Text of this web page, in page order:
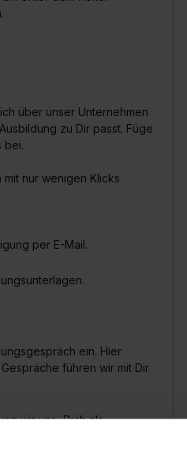
über unser Unternehmen
zu Dir passt. Füge
bei.
nur wenigen Klicks
per E-Mail.
ein. Hier
führen wir mit Dir
wir uns, Dich als